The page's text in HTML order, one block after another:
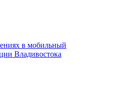
в мобильный
Владивостока